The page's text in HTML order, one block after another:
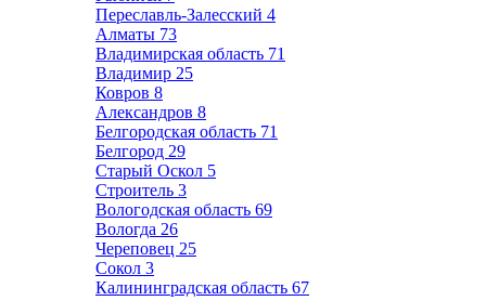
Переславль-Залесский 4
Алматы 73
Владимирская область 71
Владимир 25
Ковров 8
Александров 8
Белгородская область 71
Белгород 29
Старый Оскол 5
Строитель 3
Вологодская область 69
Вологда 26
Череповец 25
Сокол 3
Калининградская область 67